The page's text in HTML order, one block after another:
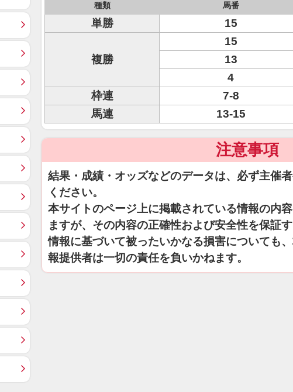
種類 馬番
単勝 15
複勝
15
13
4
枠連
7-8
馬連
13-15
注意事項
結果・成績・オッズなどのデータは、必ず主催
ください。
本サイトのページ上に掲載されている情報の内
ますが、その内容の正確性および安全性を保証
情報に基づいて被ったいかなる損害についても
報提供者は一切の責任を負いかねます。